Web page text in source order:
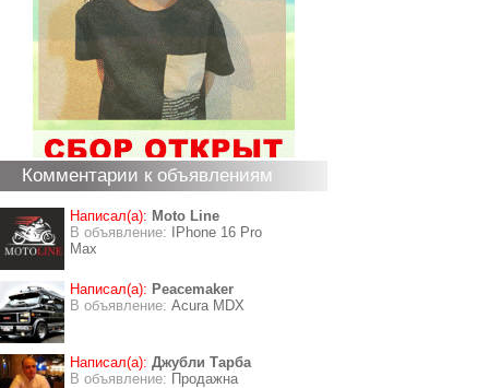
Комментарии к объявлениям
Написал(а): Moto Line
В объявление:
IPhone 16 Pro
Max
Написал(а): Peacemaker
В объявление: Acura MDX
Написал(а): Джубли Тарба
В объявление: Продажна